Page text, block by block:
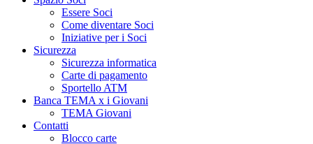
Essere Soci
Come diventare Soci
Iniziative per i Soci
Sicurezza
Sicurezza informatica
Carte di pagamento
Sportello ATM
Banca TEMA x i Giovani
TEMA Giovani
Contatti
Blocco carte